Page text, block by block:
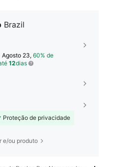
Brazil
Agosto 23, 60% de
12dias
Proteção de privacidade
e/ou produto